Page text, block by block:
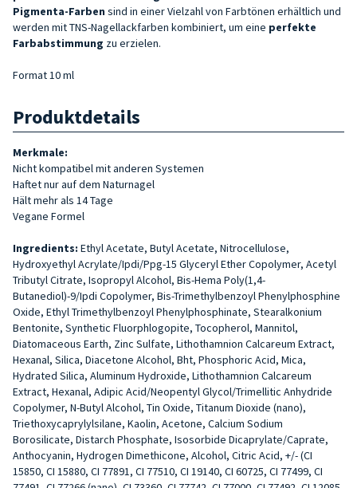
Pigmenta-Farben sind in einer Vielzahl von Farbtönen erhältlich und
werden mit TNS-Nagellackfarben kombiniert, um eine perfekte
Farbabstimmung zu erzielen.
Format 10 ml
Produktdetails
Merkmale:
Nicht kompatibel mit anderen Systemen
Haftet nur auf dem Naturnagel
Hält mehr als 14 Tage
Vegane Formel
Ingredients: Ethyl Acetate, Butyl Acetate, Nitrocellulose,
Hydroxyethyl Acrylate/Ipdi/Ppg-15 Glyceryl Ether Copolymer, Acetyl
Tributyl Citrate, Isopropyl Alcohol, Bis-Hema Poly(1,4-
Butanediol)-9/Ipdi Copolymer, Bis-Trimethylbenzoyl Phenylphosphine
Oxide, Ethyl Trimethylbenzoyl Phenylphosphinate, Stearalkonium
Bentonite, Synthetic Fluorphlogopite, Tocopherol, Mannitol,
Diatomaceous Earth, Zinc Sulfate, Lithothamnion Calcareum Extract,
Hexanal, Silica, Diacetone Alcohol, Bht, Phosphoric Acid, Mica,
Hydrated Silica, Aluminum Hydroxide, Lithothamnion Calcareum
Extract, Hexanal, Adipic Acid/Neopentyl Glycol/Trimellitic Anhydride
Copolymer, N-Butyl Alcohol, Tin Oxide, Titanum Dioxide (nano),
Triethoxycaprylylsilane, Kaolin, Acetone, Calcium Sodium
Borosilicate, Distarch Phosphate, Isosorbide Dicaprylate/Caprate,
Anthocyanin, Hydrogen Dimethicone, Alcohol, Citric Acid, +/- (CI
15850, CI 15880, CI 77891, CI 77510, CI 19140, CI 60725, CI 77499, CI